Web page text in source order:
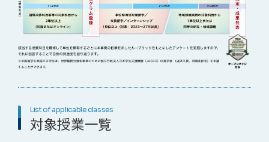
List of applicable classes
対象授業一覧